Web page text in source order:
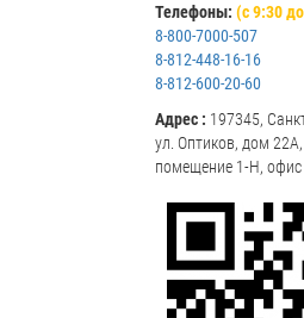
Телефоны: (с 9:30
8-800-7000-507
8-812-448-16-16
8-812-600-20-60
Адрес : 197345,
ул. Оптиков, дом 22А,
помещение 1-Н, офис